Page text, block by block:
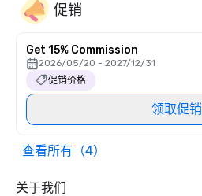
促销
Get 15% Commission
2026/05/20 - 2027/12/31
促销价格
领取促销
查看所有（4）
关于我们